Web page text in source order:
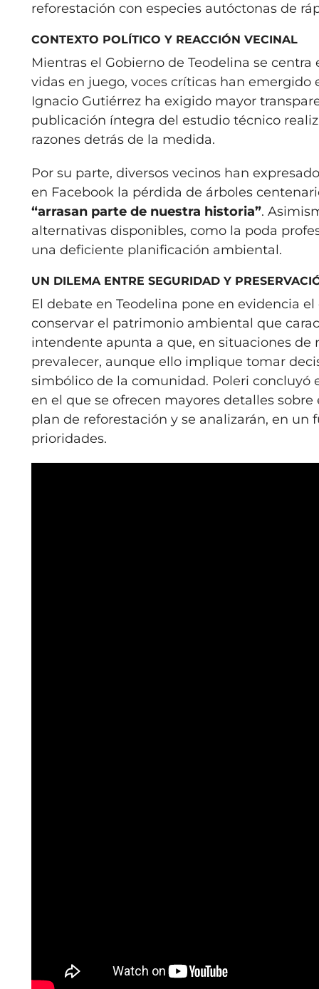
reforestación con especies autóctonas de
CONTEXTO POLÍTICO Y REACCIÓN VECINAL
Mientras el Gobierno de Teodelina se
vidas en juego, voces críticas han
Ignacio Gutiérrez ha exigido mayor
publicación íntegra del estudio técnico
razones detrás de la medida.
Por su parte, diversos vecinos han
en Facebook la pérdida de árboles
“arrasan parte de nuestra historia”.
alternativas disponibles, como la poda
una deficiente planificación ambiental.
UN DILEMA ENTRE SEGURIDAD Y
El debate en Teodelina pone en evidencia
conservar el patrimonio ambiental que
intendente apunta a que, en situaciones
prevalecer, aunque ello implique tomar
simbólico de la comunidad. Poleri concluyó
en el que se ofrecen mayores detalles
plan de reforestación y se analizarán, en
prioridades.